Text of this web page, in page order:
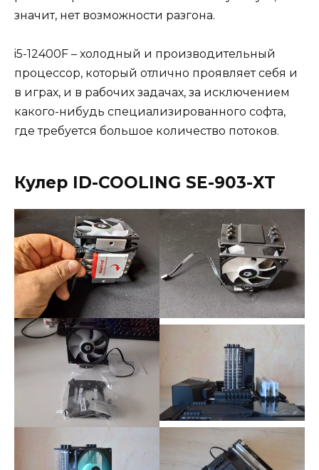
значит, нет возможности разгона.
i5-12400F – холодный и производительный
процессор, который отлично проявляет себя и
в играх, и в рабочих задачах, за исключением
какого-нибудь специализированного софта,
где требуется большое количество потоков.
Кулер ID-COOLING SE-903-XT